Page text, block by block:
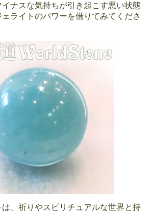
ナスな気持ちが引き起こす悪い状態
ライトのパワーを借りてみてくださ
は、祈りやスピリチュアルな世界と持